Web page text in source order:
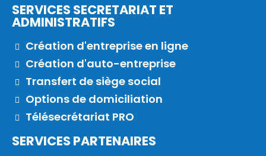
SERVICES SECRETARIAT ET
ADMINISTRATIFS
Création d'entreprise en ligne
Création d'auto-entreprise
Transfert de siège social
Options de domiciliation
Télésecrétariat PRO
SERVICES PARTENAIRES